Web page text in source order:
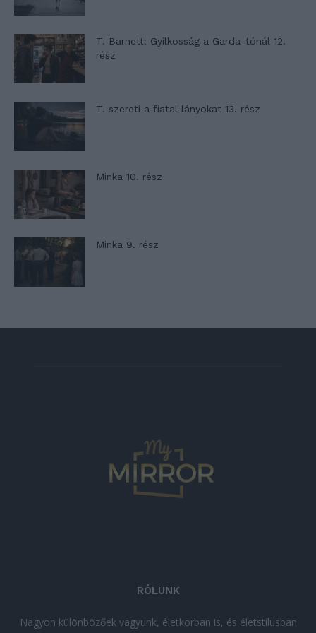
T. Barnett: Gyilkosság a Garda-tónál 12.
rész
T. szereti a fiatal lányokat 13. rész
Minka 10. rész
Minka 9. rész
RÓLUNK
Nagyon különbözőek vagyunk, életkorban is, és életstílusban